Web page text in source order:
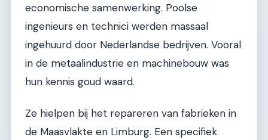
economische samenwerking. Poolse
ingenieurs en technici werden massaal
ingehuurd door Nederlandse bedrijven. Vooral
in de metaalindustrie en machinebouw was
hun kennis goud waard.
Ze hielpen bij het repareren van fabrieken in
de Maasvlakte en Limburg. Een specifiek